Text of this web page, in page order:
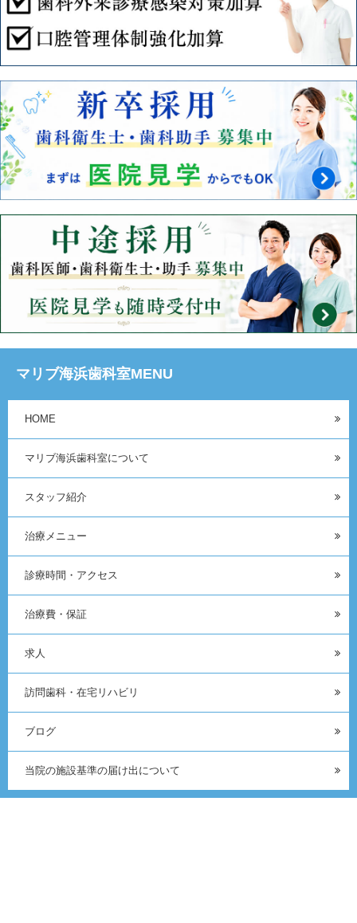
マリブ海浜歯科室MENU
HOME
マリブ海浜歯科室について
スタッフ紹介
治療メニュー
診療時間・アクセス
治療費・保証
求人
訪問歯科・在宅リハビリ
ブログ
当院の施設基準の届け出について